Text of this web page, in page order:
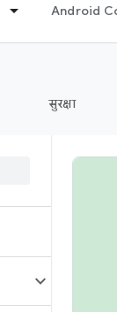
Android
सुरक्षा